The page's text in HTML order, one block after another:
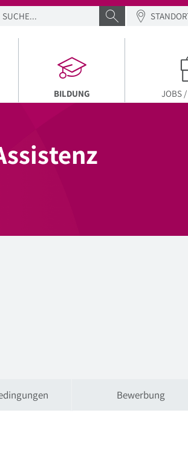
SUCHE SUCHE
BILDUNGAKTUELLER MENÜPUNKT
JOBS /
Bewerbung